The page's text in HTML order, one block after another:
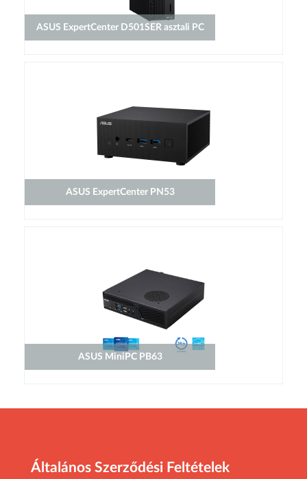
ASUS ExpertCenter D501SER asztali PC
ASUS ExpertCenter PN53
ASUS MiniPC PB63
Általános Szerződési Feltételek